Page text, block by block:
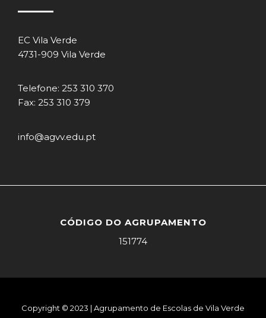
EC Vila Verde
4731-909 Vila Verde
Telefone: 253 310 370
Fax: 253 310 379
info@agvv.edu.pt
CÓDIGO DO AGRUPAMENTO
151774
Copyright © 2023 | Agrupamento de Escolas de Vila Verde